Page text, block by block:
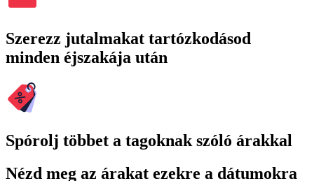
Szerezz jutalmakat tartózkodásod
minden éjszakája után
Spórolj többet a tagoknak szóló árakkal
Nézd meg az árakat ezekre a dátumokra